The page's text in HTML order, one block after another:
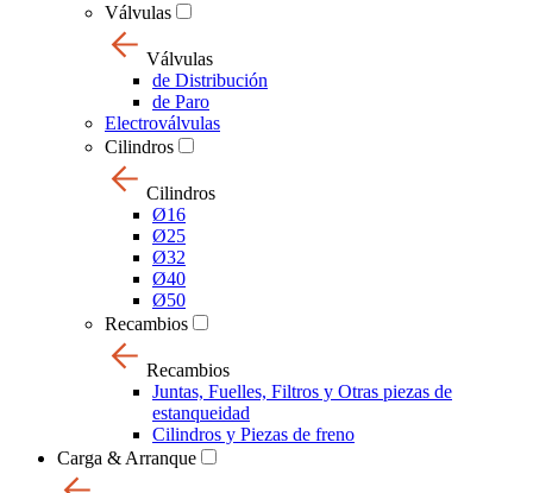
Válvulas
Válvulas
de Distribución
de Paro
Electroválvulas
Cilindros
Cilindros
Ø16
Ø25
Ø32
Ø40
Ø50
Recambios
Recambios
Juntas, Fuelles, Filtros y Otras piezas de
estanqueidad
Cilindros y Piezas de freno
Carga & Arranque